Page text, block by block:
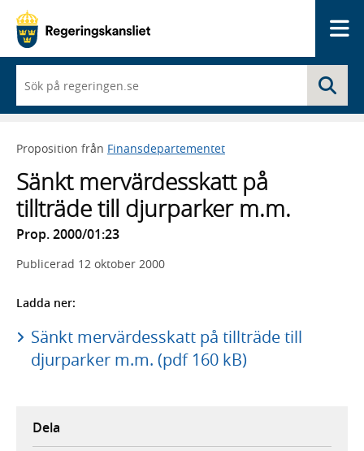
du
börjar
skriva
framträder
lista
med
sökförslag
Proposition från Finansdepartementet
Sänkt mervärdesskatt på
tillträde till djurparker m.m.
Prop. 2000/01:23
Publicerad 12 oktober 2000
Ladda ner:
Sänkt mervärdesskatt på tillträde till
djurparker m.m. (pdf 160 kB)
Dela